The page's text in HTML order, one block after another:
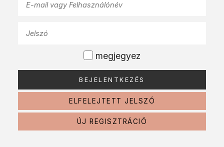
megjegyez
ELFELEJTETT JELSZÓ
ÚJ REGISZTRÁCIÓ